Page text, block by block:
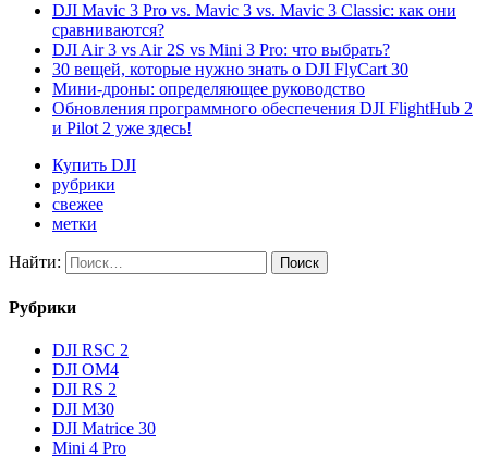
DJI Mavic 3 Pro vs. Mavic 3 vs. Mavic 3 Classic: как они
сравниваются?
DJI Air 3 vs Air 2S vs Mini 3 Pro: что выбрать?
30 вещей, которые нужно знать о DJI FlyCart 30
Мини-дроны: определяющее руководство
Обновления программного обеспечения DJI FlightHub 2
и Pilot 2 уже здесь!
Купить DJI
рубрики
свежее
метки
Найти:
Рубрики
DJI RSC 2
DJI OM4
DJI RS 2
DJI M30
DJI Matrice 30
Mini 4 Pro